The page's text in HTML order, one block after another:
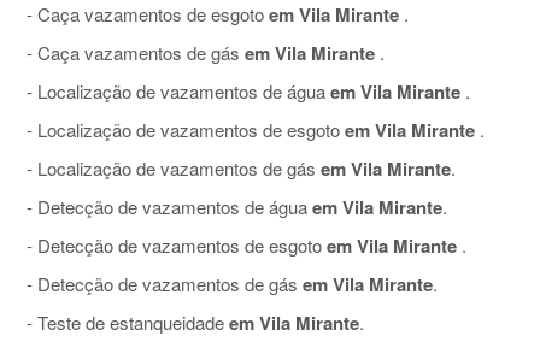
- Caça vazamentos de esgotoem Vila Mirante .
- Caça vazamentos de gás em Vila Mirante .
- Localização de vazamentos de águaem Vila Mirante .
- Localização de vazamentos de esgotoem Vila Mirante .
- Localização de vazamentos de gás em Vila Mirante.
- Detecção de vazamentos de águaem Vila Mirante.
- Detecção de vazamentos de esgotoem Vila Mirante .
- Detecção de vazamentos de gás em Vila Mirante.
- Teste de estanqueidadeem Vila Mirante.